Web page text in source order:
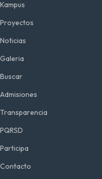
Kampus
Proyectos
Noticias
Galeria
Buscar
Admisiones
Transparencia
PQRSD
Participa
Contacto